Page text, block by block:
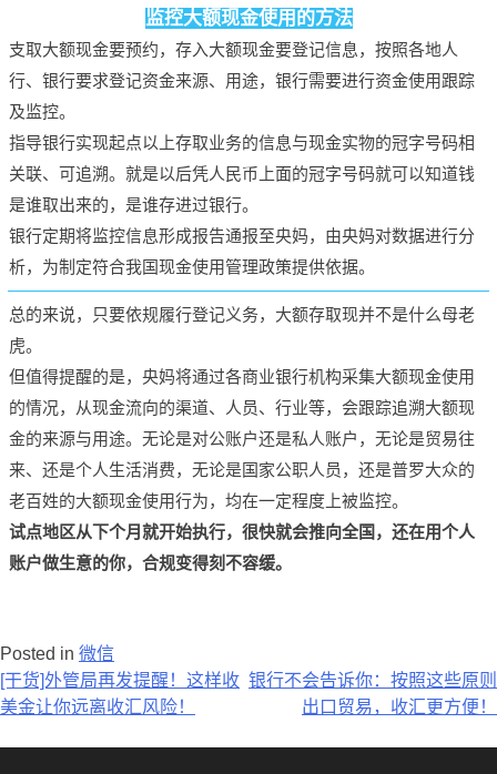
监控大额现金使用的方法
支取大额现金要预约，存入大额现金要登记信息，按照各地人
行、银行要求登记资金来源、用途，银行需要进行资金使用跟踪
及监控。
指导银行实现起点以上存取业务的信息与现金实物的冠字号码相
关联、可追溯。 就是以后凭人民币上面的冠字号码就可以知道钱
是谁取出来的，是谁存进过银行。
银行定期将监控信息形成报告通报至央妈，由央妈对数据进行分
析，为制定符合我国现金使用管理政策提供依据。
总的来说，只要依规履行登记义务，大额存取现并不是什么母老
虎。
但值得提醒的是，央妈将通过各商业银行机构采集大额现金使用
的情况，从现金流向的渠道、人员、行业等，会跟踪追溯大额现
金的来源与用途。 无论是对公账户还是私人账户，无论是贸易往
来、还是个人生活消费，无论是国家公职人员，还是普罗大众的
老百姓的大额现金使用行为，均在一定程度上被监控。
试点地区从下个月就开始执行，很快就会推向全国，还在用个人
账户做生意的你，合规变得刻不容缓。
Posted in 微信
文
[干货]外管局再发提醒！这样收
美金让你远离收汇风险！
银行不会告诉你：按照这些原则
出口贸易，收汇更方便！